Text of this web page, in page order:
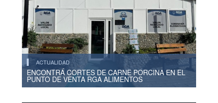
ACTUALIDAD
ENCONTRÁ CORTES DE CARNE PORCINA EN EL
PUNTO DE VENTA RGA ALIMENTOS